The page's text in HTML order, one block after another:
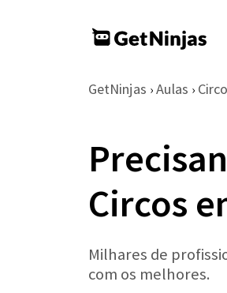
GetNinjas › Aulas › Circo
Circos
Milhares de
com os melhores.